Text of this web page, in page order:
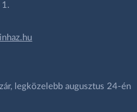
1.
legközelebb augusztus 24-én